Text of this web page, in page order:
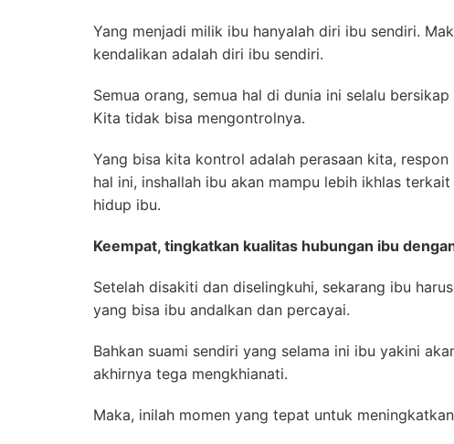
Yang menjadi milik ibu hanyalah diri ibu sendiri.
kendalikan adalah diri ibu sendiri.
Semua orang, semua hal di dunia ini selalu
Kita tidak bisa mengontrolnya.
Yang bisa kita kontrol adalah perasaan kita,
hal ini, inshallah ibu akan mampu lebih ikhlas
hidup ibu.
Keempat, tingkatkan kualitas hubungan ibu
Setelah disakiti dan diselingkuhi, sekarang ibu
yang bisa ibu andalkan dan percayai.
Bahkan suami sendiri yang selama ini ibu yakini
akhirnya tega mengkhianati.
Maka, inilah momen yang tepat untuk